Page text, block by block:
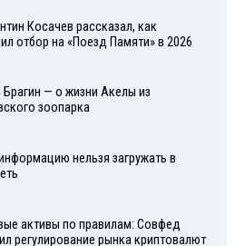
Косачев рассказал, как
отбор на «Поезд Памяти» в 2026
Брагин — о жизни Акелы из
зоопарка
нельзя загружать в
активы по правилам: Совфед
регулирование рынка криптовалют